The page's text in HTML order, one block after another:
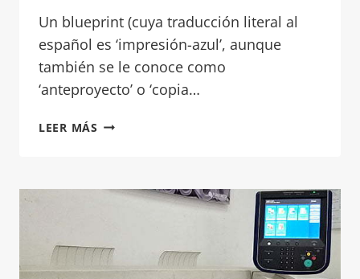
Un blueprint (cuya traducción literal al
español es ‘impresión-azul’, aunque
también se le conoce como
‘anteproyecto’ o ‘copia…
LEER MÁS ¿QUE